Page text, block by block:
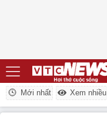
Mới nhất Xem nhiều